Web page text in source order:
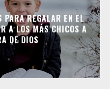
REGALAR EN EL
A LOS MÁS CHICOS A
DE DIOS